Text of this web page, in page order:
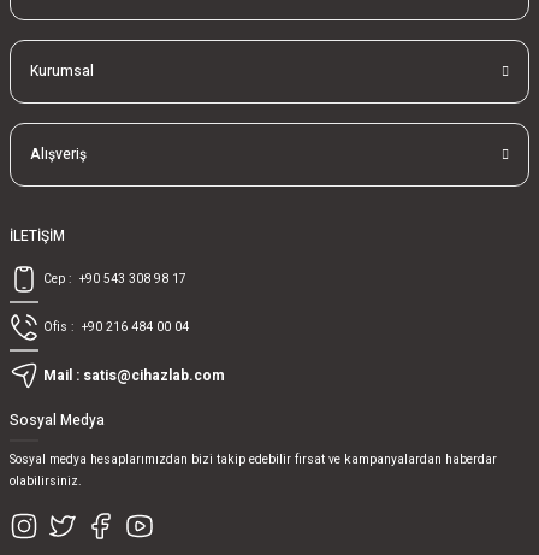
Kurumsal
Alışveriş
İLETİŞİM
Cep : +90 543 308 98 17
Ofis : +90 216 484 00 04
Mail : satis@cihazlab.com
Sosyal Medya
Sosyal medya hesaplarımızdan bizi takip edebilir fırsat ve kampanyalardan haberdar
olabilirsiniz.